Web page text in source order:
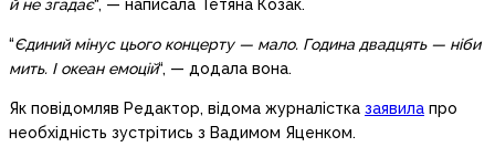
й не згадає“, — написала Тетяна Козак.
“Єдиний мінус цього концерту — мало. Година двадцять — ніби
мить. І океан емоцій“, — додала вона.
Як повідомляв Редактор, відома журналістка заявила про
необхідність зустрітись з Вадимом Яценком.